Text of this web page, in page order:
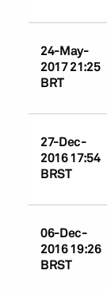
24-May-
2017 21:25
BRT
27-Dec-
2016 17:54
BRST
06-Dec-
2016 19:26
BRST